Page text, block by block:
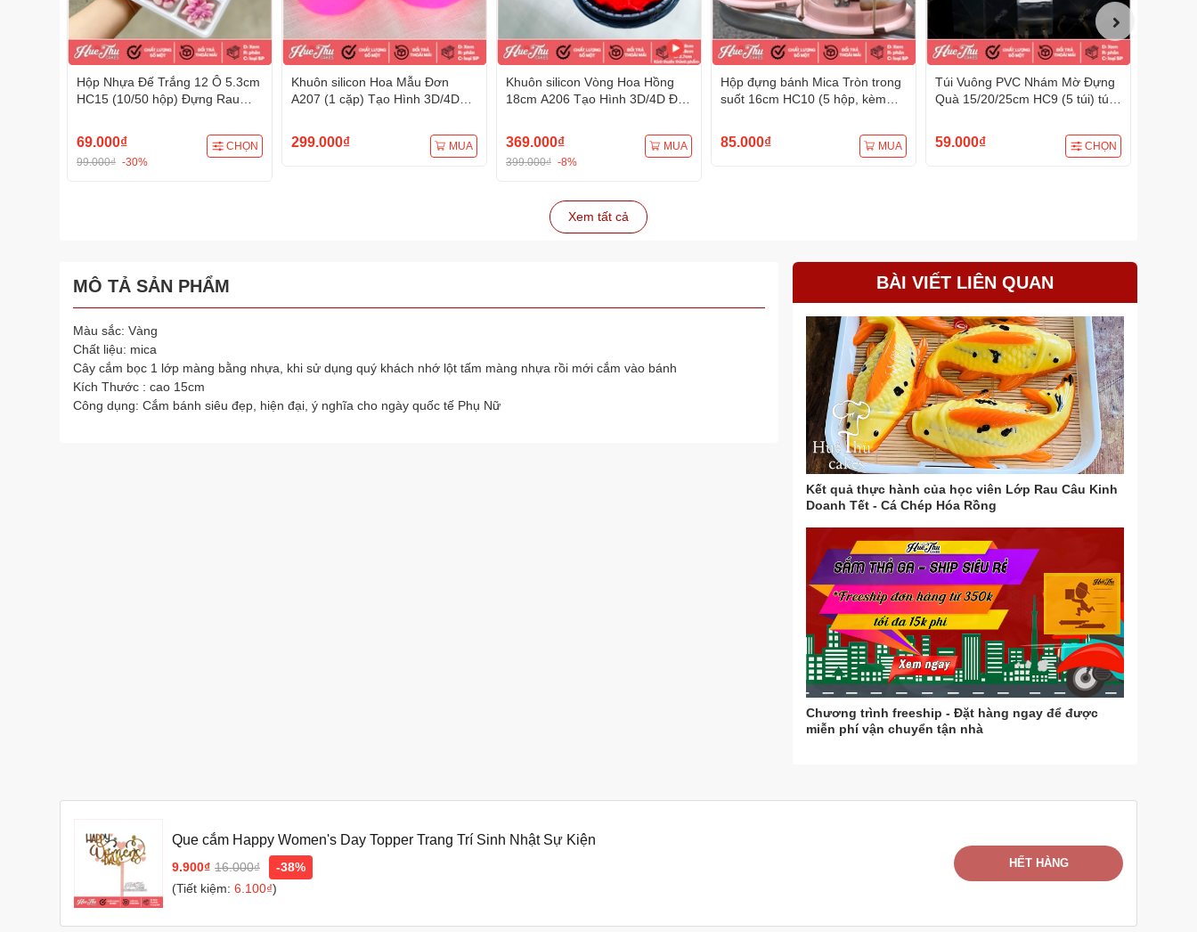
Hộp Nhựa Đế Trắng 12 Ô 5.3cm
HC15 (10/50 hộp) Đựng Rau
69.000₫
99.000₫ -30%
CHỌN
Khuôn silicon Hoa Mẫu Đơn
A207 (1 cặp) Tạo Hình 3D/4D
299.000₫ MUA
Khuôn silicon Vòng Hoa Hồng
18cm A206 Tạo Hình 3D/4D Đa
369.000₫
399.000₫ -8%
MUA
Hộp đựng bánh Mica Tròn trong
suốt 16cm HC10 (5 hộp, kèm
85.000₫ MUA
Túi Vuông PVC Nhám Mờ Đựng
Quà 15/20/25cm HC9 (5 túi) túi
59.000₫ CHỌN
Xem tất cả
MÔ TẢ SẢN PHẨM
Màu sắc: Vàng
Chất liệu: mica
Cây cắm bọc 1 lớp màng bằng nhựa, khi sử dụng quý khách nhớ lột tấm màng nhựa rồi mới cắm vào bánh
Kích Thước : cao 15cm
Công dụng: Cắm bánh siêu đẹp, hiện đại, ý nghĩa cho ngày quốc tế Phụ Nữ
BÀI VIẾT LIÊN QUAN
Kết quả thực hành của học viên Lớp Rau Câu Kinh
Doanh Tết - Cá Chép Hóa Rồng
Chương trình freeship - Đặt hàng ngay để được
miễn phí vận chuyển tận nhà
Que cắm Happy Women's Day Topper Trang Trí Sinh Nhật Sự Kiện
9.900₫ 16.000₫
-38%
(Tiết kiệm: 6.100₫)
HẾT HÀNG